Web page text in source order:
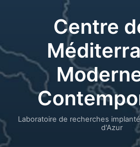
Centre
Laboratoire de recherches
d'Azur